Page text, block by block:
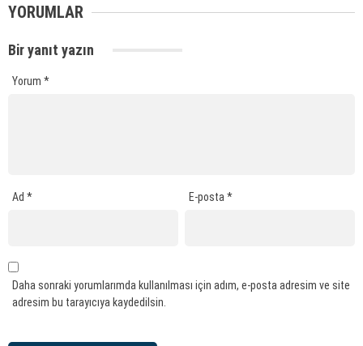
YORUMLAR
Bir yanıt yazın
Yorum *
Ad * E-posta*
Daha sonraki yorumlarımda kullanılması için adım, e-posta adresim ve site
adresim bu tarayıcıya kaydedilsin.